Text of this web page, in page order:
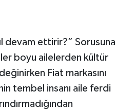
devam ettirir?” Sorusuna
boyu ailelerden kültür
Fiat markasını
tembel insanı aile ferdi